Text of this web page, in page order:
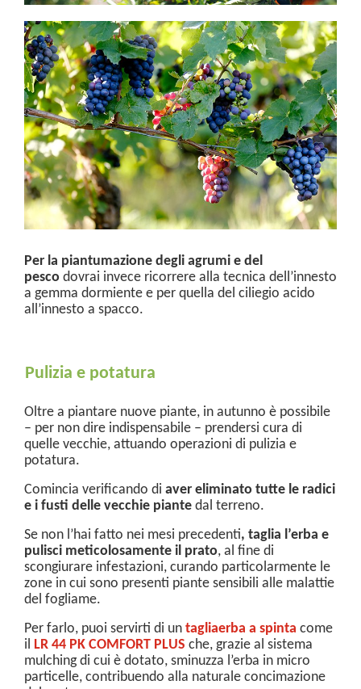
Per la piantumazione degli agrumi e del
pesco dovrai invece ricorrere alla tecnica dell’innesto
a gemma dormiente e per quella del ciliegio acido
all’innesto a spacco.
Pulizia e potatura
Oltre a piantare nuove piante, in autunno è possibile
– per non dire indispensabile – prendersi cura di
quelle vecchie, attuando operazioni di pulizia e
potatura.
Comincia verificando di aver eliminato tutte le radici
e i fusti delle vecchie piante dal terreno.
Se non l’hai fatto nei mesi precedenti, taglia l’erba e
pulisci meticolosamente il prato, al fine di
scongiurare infestazioni, curando particolarmente le
zone in cui sono presenti piante sensibili alle malattie
del fogliame.
Per farlo, puoi servirti di un tagliaerba a spinta come
il LR 44 PK COMFORT PLUS che, grazie al sistema
mulching di cui è dotato, sminuzza l’erba in micro
particelle, contribuendo alla naturale concimazione